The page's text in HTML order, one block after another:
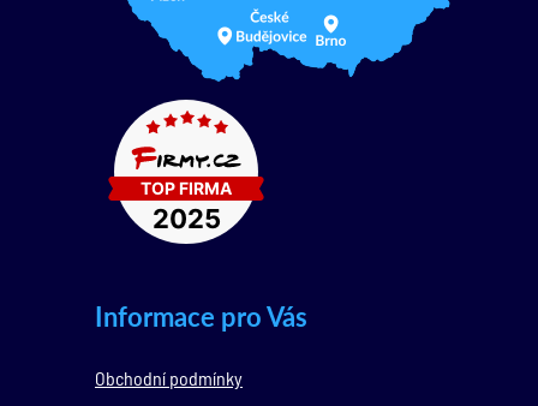
Informace pro Vás
Obchodní podmínky